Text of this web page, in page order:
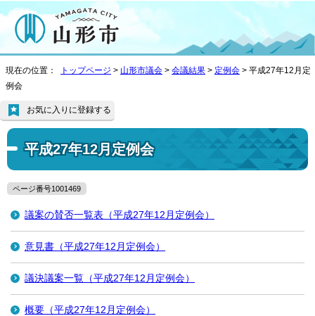
現在の位置： トップページ > 山形市議会 > 会議結果 > 定例会 > 平成27年12月定
例会
平成27年12月定例会
お気に入りに登録する
ページ番号1001469
議案の賛否一覧表（平成27年12月定例会）
意見書（平成27年12月定例会）
議決議案一覧（平成27年12月定例会）
概要（平成27年12月定例会）